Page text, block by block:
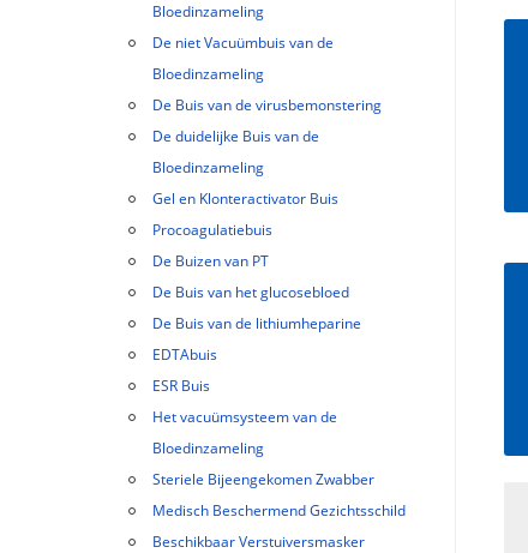
Bloedinzameling
De niet Vacuümbuis van de
Bloedinzameling
De Buis van de virusbemonstering
De duidelijke Buis van de
Bloedinzameling
Gel en Klonteractivator Buis
Procoagulatiebuis
De Buizen van PT
De Buis van het glucosebloed
De Buis van de lithiumheparine
EDTAbuis
ESR Buis
Het vacuümsysteem van de
Bloedinzameling
Steriele Bijeengekomen Zwabber
Medisch Beschermend Gezichtsschild
Beschikbaar Verstuiversmasker